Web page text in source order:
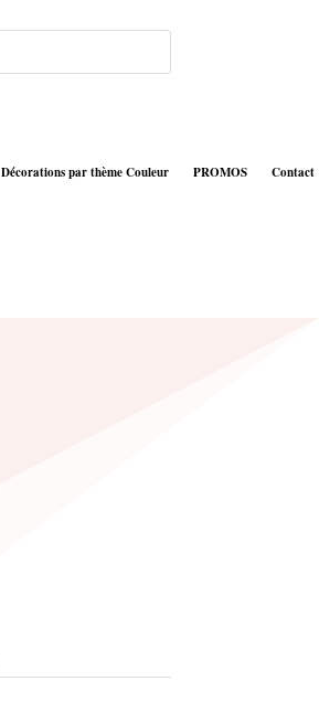
Décorations par thème Couleur PROMOS Contact